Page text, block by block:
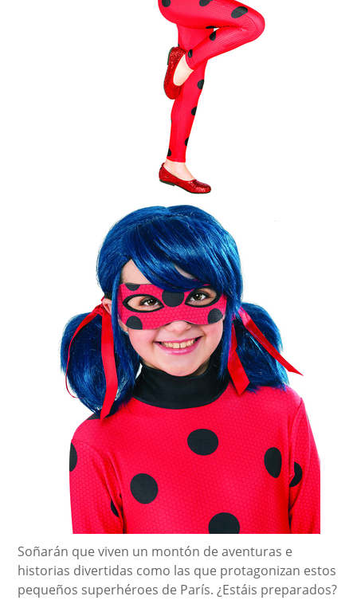
Soñarán que viven un montón de aventuras e
historias divertidas como las que protagonizan estos
pequeños superhéroes de París. ¿Estáis preparados?